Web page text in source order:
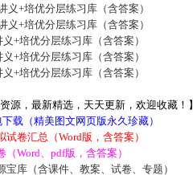
义+培优分层练习库（含答案）
义+培优分层练习库（含答案）
+培优分层练习库（含答案）
+培优分层练习库（含答案）
+培优分层练习库（含答案）
源，最新精选，天天更新，欢迎收藏！】
载（精美图文网页版永久珍藏）
卷汇总（Word版，含答案）
Word、pdf版，含答案）
库（含课件、教案、试卷、专题）